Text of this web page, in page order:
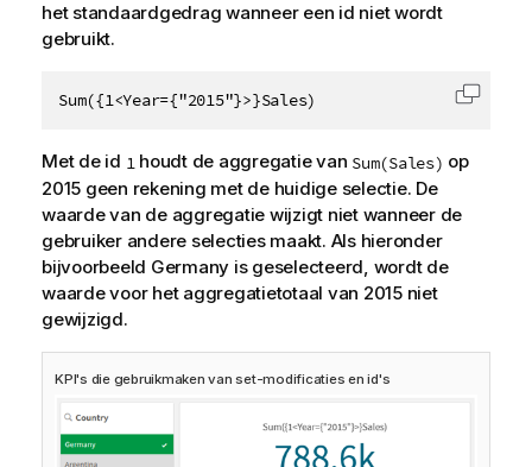
het standaardgedrag wanneer een id niet wordt
gebruikt.
Sum({1<Year={"2015"}>}Sales) Code
Met de id 1 houdt de aggregatie van Sum(Sales) op
2015 geen rekening met de huidige selectie. De
waarde van de aggregatie wijzigt niet wanneer de
gebruiker andere selecties maakt. Als hieronder
bijvoorbeeld Germany is geselecteerd, wordt de
waarde voor het aggregatietotaal van 2015 niet
gewijzigd.
KPI's die gebruikmaken van set-modificaties en id's